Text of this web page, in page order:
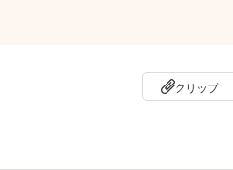
クリップ